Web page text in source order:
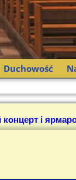
Duchowość
концерт і